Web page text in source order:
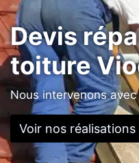
Devis
toiture
Nous intervenons
Voir nos réalisations